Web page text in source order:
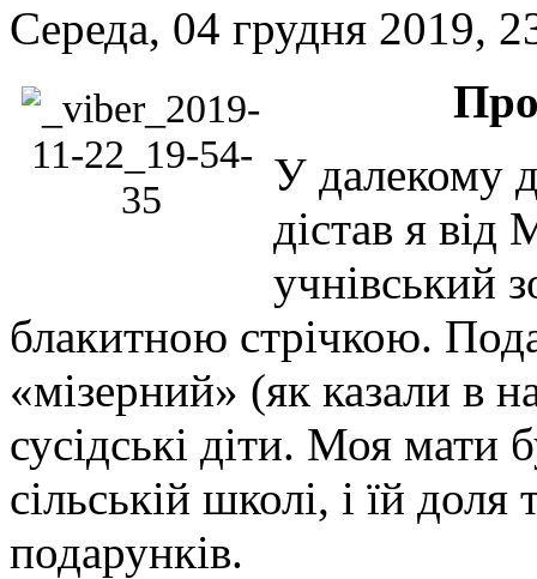
Середа, 04 грудня 2019,
Про
У далекому
дістав я
учнівський
блакитною стрічкою.
«мізерний» (як казали в
сусідські діти. Моя мати
сільській школі, і їй
подарунків.